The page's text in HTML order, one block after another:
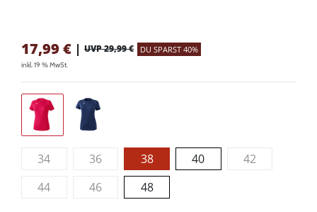
17,99 € | UVP 29,99 € DU SPARST 40%
inkl. 19 % MwSt.
34 36 38 40
42
44
46 48